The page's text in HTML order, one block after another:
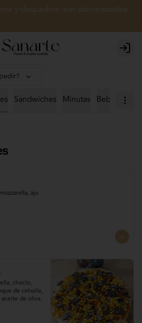
y despachos: son administrados
Login
Sandwiches Minutas Bebidas
ajo
choclo,
de cebolla,
de oliva.